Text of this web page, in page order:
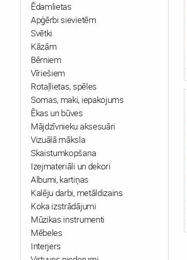
Ēdamlietas
Apģērbi sievietēm
Svētki
Kāzām
Bērniem
Vīriešiem
Rotaļlietas, spēles
Somas, maki, iepakojums
Ēkas un būves
Mājdzīvnieku aksesuāri
Vizuālā māksla
Skaistumkopšana
Izejmateriāli un dekori
Albumi, kartiņas
Kalēju darbi, metāldizains
Koka izstrādājumi
Mūzikas instrumenti
Mēbeles
Interjers